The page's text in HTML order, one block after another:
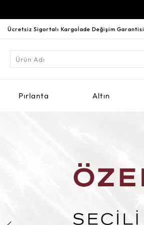
Ücretsiz Sigortalı Kargoİade Değişim Garantisi
Pırlanta Altın